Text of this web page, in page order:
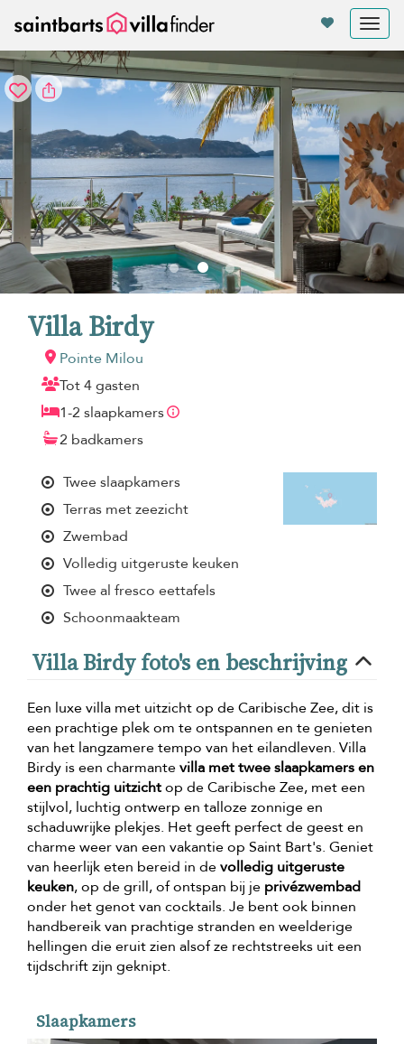
Villa Birdy
Pointe Milou
Tot 4 gasten
1-2 slaapkamers
2 badkamers
Twee slaapkamers
Terras met zeezicht
Zwembad
Volledig uitgeruste keuken
Twee al fresco eettafels
Schoonmaakteam
Villa Birdy foto's en beschrijving
Een luxe villa met uitzicht op de Caribische Zee, dit is
een prachtige plek om te ontspannen en te genieten
van het langzamere tempo van het eilandleven. Villa
Birdy is een charmantevilla met twee slaapkamers en
een prachtig uitzichtop de Caribische Zee, met een
stijlvol, luchtig ontwerp en talloze zonnige en
schaduwrijke plekjes. Het geeft perfect de geest en
charme weer van een vakantie op Saint Bart's. Geniet
van heerlijk eten bereid in devolledig uitgeruste
keuken, op de grill, of ontspan bij je privézwembad
onder het genot van cocktails. Je bent ook binnen
handbereik van prachtige stranden en weelderige
hellingen die eruit zien alsof ze rechtstreeks uit een
tijdschrift zijn geknipt.
Slaapkamers
Cookies beheer paneel